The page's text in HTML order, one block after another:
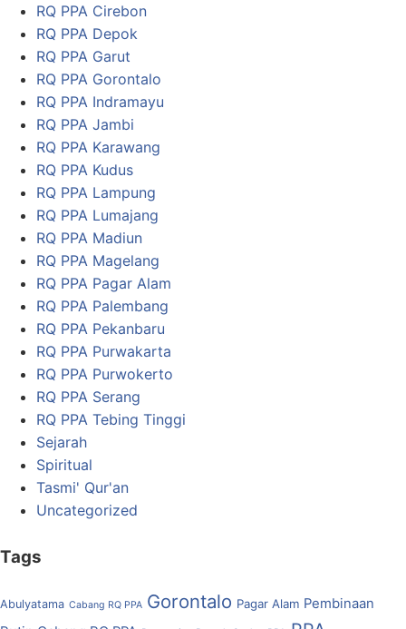
RQ PPA Cirebon
RQ PPA Depok
RQ PPA Garut
RQ PPA Gorontalo
RQ PPA Indramayu
RQ PPA Jambi
RQ PPA Karawang
RQ PPA Kudus
RQ PPA Lampung
RQ PPA Lumajang
RQ PPA Madiun
RQ PPA Magelang
RQ PPA Pagar Alam
RQ PPA Palembang
RQ PPA Pekanbaru
RQ PPA Purwakarta
RQ PPA Purwokerto
RQ PPA Serang
RQ PPA Tebing Tinggi
Sejarah
Spiritual
Tasmi' Qur'an
Uncategorized
Tags
Abulyatama Cabang RQ PPA Gorontalo Pagar Alam Pembinaan